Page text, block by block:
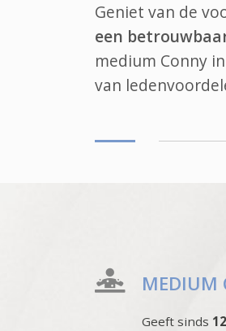
Geniet van de
een
medium Conny
van
MEDIUM
Geeft sinds